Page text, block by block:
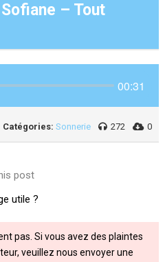
– Tout
00:31
Catégories: Sonnerie 272 0
post
utile ?
pas. Si vous avez des plaintes
veuillez nous envoyer une